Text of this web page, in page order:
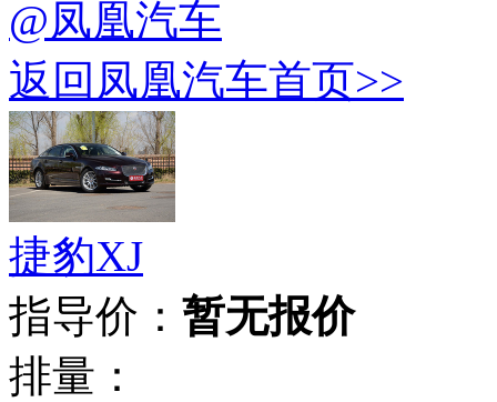
@凤凰汽车
返回凤凰汽车首页>>
捷豹XJ
指导价： 暂无报价
排量：